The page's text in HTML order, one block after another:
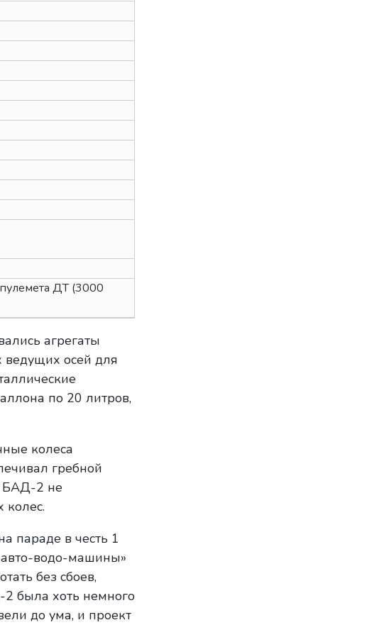
ДТ (3000
агрегаты
ведущих осей для
по 20 литров,
колеса
гребной
БАД-2 не
колес.
параде в честь 1
водо-машины»
без сбоев,
была хоть немного
до ума, и проект